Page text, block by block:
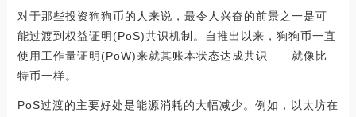
对于那些投资狗狗币的人来说，最令人兴奋的前景之一是可
能过渡到权益证明(PoS)共识机制。自推出以来，狗狗币一直
使用工作量证明(PoW)来就其账本状态达成共识——就像比
特币一样。
PoS过渡的主要好处是能源消耗的大幅减少。例如，以太坊在